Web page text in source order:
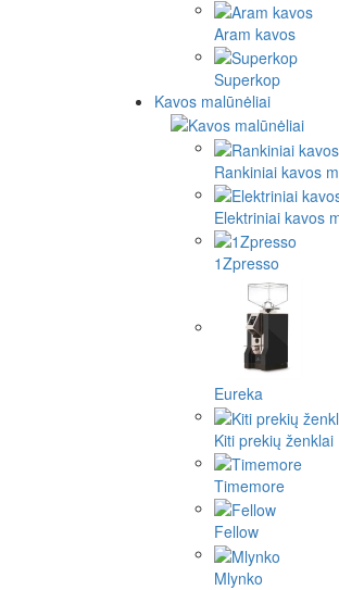
Aram kavos
Superkop
Kavos malūnėliai
Rankiniai kavos
Elektriniai kavos
1Zpresso
Eureka
Kiti prekių ženklai
Timemore
Fellow
Mlynko